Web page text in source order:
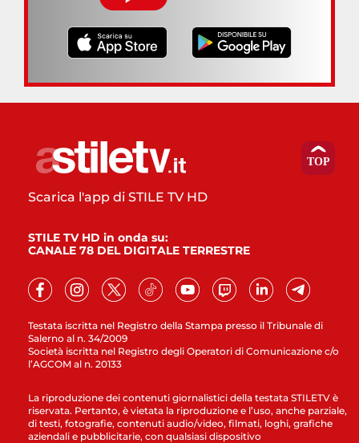
Testata iscritta nel Registro della Stampa presso il Tribunale di
Salerno al n. 34/2009
Società iscritta nel Registro degli Operatori di Comunicazione c/o
l’AGCOM al n. 20133
Scarica l'app di STILE TV HD
STILE TV HD in onda su:
CANALE 78 DEL DIGITALE TERRESTRE
La riproduzione dei contenuti giornalistici della testata STILETV è
riservata. Pertanto, è vietata la riproduzione e l’uso, anche parziale,
di testi, fotografie, contenuti audio/video, filmati, loghi, grafiche
aziendali e pubblicitarie, con qualsiasi dispositivo